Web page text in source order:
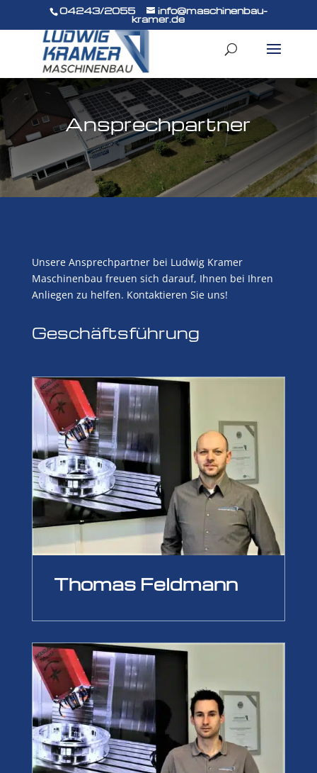
04243/2055 info@maschinenbau-
kramer.de
Ansprech­partner
Unsere Ansprechpartner bei Ludwig Kramer
Maschinenbau freuen sich darauf, Ihnen bei Ihren
Anliegen zu helfen. Kontaktieren Sie uns!
Geschäfts­führung
Thomas Feldmann